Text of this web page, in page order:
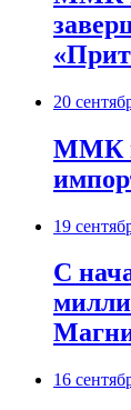
20
ММК
19
С
16